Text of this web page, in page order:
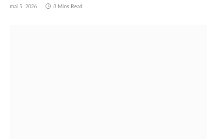
mai 5, 2026 8 Mins Read